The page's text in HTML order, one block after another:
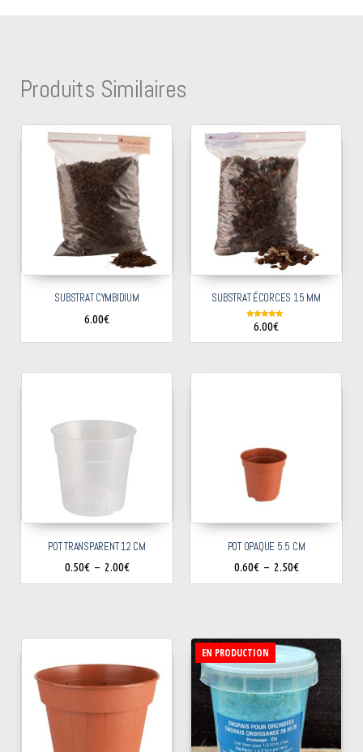
Produits Similaires
SUBSTRAT CYMBIDIUM
6.00€
SUBSTRAT ÉCORCES 15 MM
Note
5.00
6.00€
POT TRANSPARENT 12 CM
0.50€ – 2.00€
POT OPAQUE 5.5 CM
0.60€ – 2.50€
EN PRODUCTION